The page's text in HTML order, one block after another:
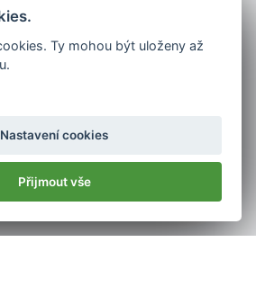
Golfový slovník
Ty mohou být uloženy až
Nastavení cookies
Přijmout vše